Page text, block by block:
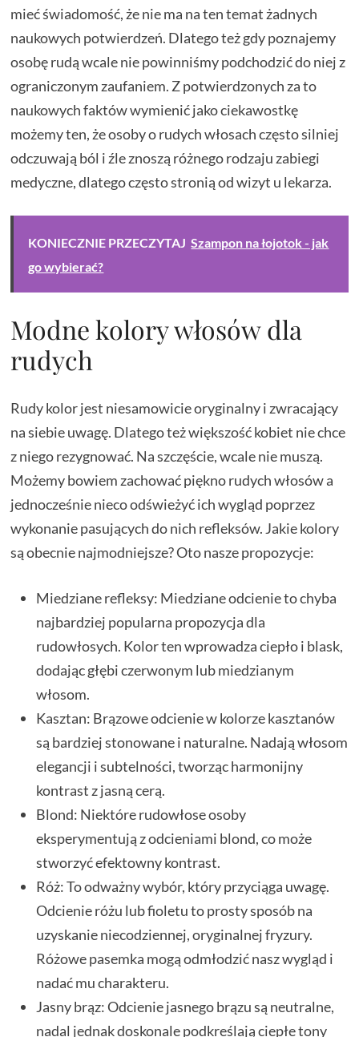
mieć świadomość, że nie ma na ten temat żadnych
naukowych potwierdzeń. Dlatego też gdy poznajemy
osobę rudą wcale nie powinniśmy podchodzić do niej z
ograniczonym zaufaniem. Z potwierdzonych za to
naukowych faktów wymienić jako ciekawostkę
możemy ten, że osoby o rudych włosach często silniej
odczuwają ból i źle znoszą różnego rodzaju zabiegi
medyczne, dlatego często stronią od wizyt u lekarza.
KONIECZNIE PRZECZYTAJ Szampon na łojotok - jak
go wybierać?
Modne kolory włosów dla
rudych
Rudy kolor jest niesamowicie oryginalny i zwracający
na siebie uwagę. Dlatego też większość kobiet nie chce
z niego rezygnować. Na szczęście, wcale nie muszą.
Możemy bowiem zachować piękno rudych włosów a
jednocześnie nieco odświeżyć ich wygląd poprzez
wykonanie pasujących do nich refleksów. Jakie kolory
są obecnie najmodniejsze? Oto nasze propozycje:
Miedziane refleksy: Miedziane odcienie to chyba
najbardziej popularna propozycja dla
rudowłosych. Kolor ten wprowadza ciepło i blask,
dodając głębi czerwonym lub miedzianym
włosom.
Kasztan: Brązowe odcienie w kolorze kasztanów
są bardziej stonowane i naturalne. Nadają włosom
elegancji i subtelności, tworząc harmonijny
kontrast z jasną cerą.
Blond: Niektóre rudowłose osoby
eksperymentują z odcieniami blond, co może
stworzyć efektowny kontrast.
Róż: To odważny wybór, który przyciąga uwagę.
Odcienie różu lub fioletu to prosty sposób na
uzyskanie niecodziennej, oryginalnej fryzury.
Różowe pasemka mogą odmłodzić nasz wygląd i
nadać mu charakteru.
Jasny brąz: Odcienie jasnego brązu są neutralne,
nadal jednak doskonale podkreślają ciepłe tony